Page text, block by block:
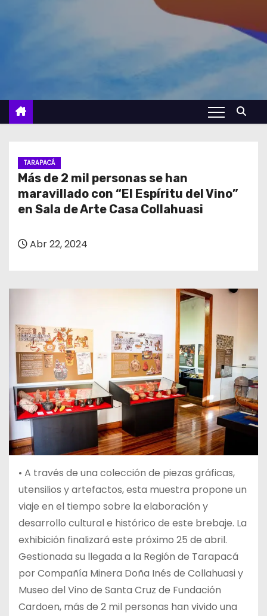
TARAPACÁ
Más de 2 mil personas se han
maravillado con “El Espíritu del Vino”
en Sala de Arte Casa Collahuasi
Abr 22, 2024
• A través de una colección de piezas gráficas,
utensilios y artefactos, esta muestra propone un
viaje en el tiempo sobre la elaboración y
desarrollo cultural e histórico de este brebaje. La
exhibición finalizará este próximo 25 de abril.
Gestionada su llegada a la Región de Tarapacá
por Compañía Minera Doña Inés de Collahuasi y
Museo del Vino de Santa Cruz de Fundación
Cardoen, más de 2 mil personas han vivido una